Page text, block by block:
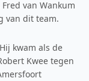
van Wankum
van dit team.
kwam als de
Kwee tegen